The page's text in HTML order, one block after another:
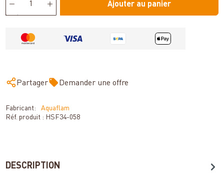
Ajouter au panier
Partager Demander une offre
Fabricant:
Aquaflam
Réf. produit : HSF34-058
DESCRIPTION